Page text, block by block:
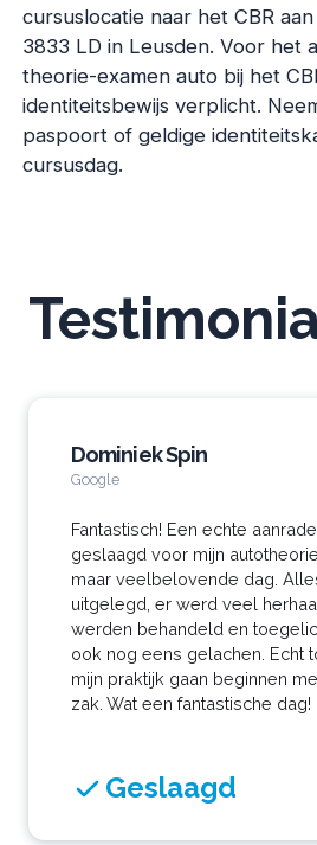
cursuslocatie naar het CBR
3833 LD in Leusden. Voor het
theorie-examen auto bij het
identiteitsbewijs verplicht.
paspoort of geldige
cursusdag.
Dominiek Spin
Google
Fantastisch! Een echte
geslaagd voor mijn
maar veelbelovende dag.
uitgelegd, er werd veel
werden behandeld en
ook nog eens gelachen. Echt
mijn praktijk gaan beginnen
zak. Wat een fantastische dag!
Geslaagd